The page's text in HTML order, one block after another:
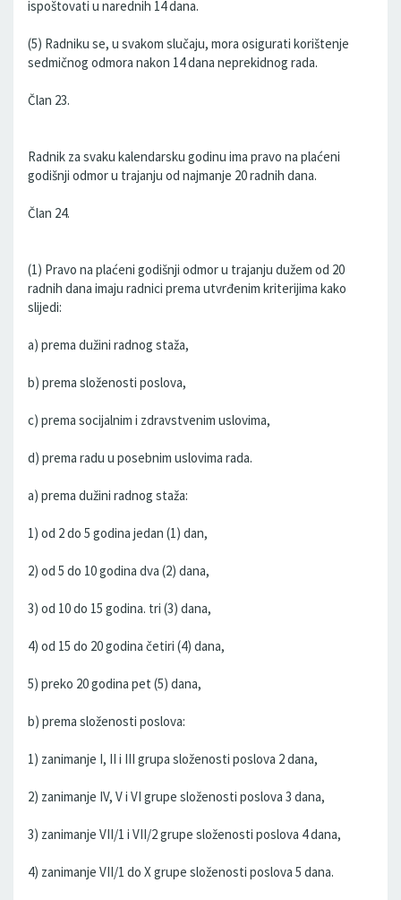
ispoštovati u narednih 14 dana.
(5) Radniku se, u svakom slučaju, mora osigurati korištenje
sedmičnog odmora nakon 14 dana neprekidnog rada.
Član 23.
Radnik za svaku kalendarsku godinu ima pravo na plaćeni
godišnji odmor u trajanju od najmanje 20 radnih dana.
Član 24.
(1) Pravo na plaćeni godišnji odmor u trajanju dužem od 20
radnih dana imaju radnici prema utvrđenim kriterijima kako
slijedi:
a) prema dužini radnog staža,
b) prema složenosti poslova,
c) prema socijalnim i zdravstvenim uslovima,
d) prema radu u posebnim uslovima rada.
a) prema dužini radnog staža:
1) od 2 do 5 godina jedan (1) dan,
2) od 5 do 10 godina dva (2) dana,
3) od 10 do 15 godina. tri (3) dana,
4) od 15 do 20 godina četiri (4) dana,
5) preko 20 godina pet (5) dana,
b) prema složenosti poslova:
1) zanimanje I, II i III grupa složenosti poslova 2 dana,
2) zanimanje IV, V i VI grupe složenosti poslova 3 dana,
3) zanimanje VII/1 i VII/2 grupe složenosti poslova 4 dana,
4) zanimanje VII/1 do X grupe složenosti poslova 5 dana.